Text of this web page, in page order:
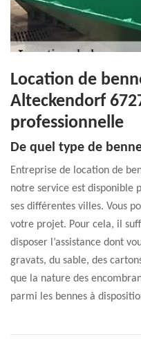
Location de
Alteckendorf
professionnelle
De quel type de
Entreprise de location de
notre service est disponible
ses différentes villes. Vous
votre projet. Pour cela, il
disposer l’assistance dont
gravats, du sable, des
que la nature des
parmi les bennes à